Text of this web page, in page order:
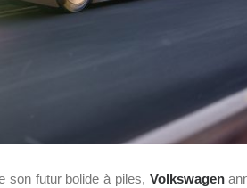
son futur bolide à piles, Volkswagen